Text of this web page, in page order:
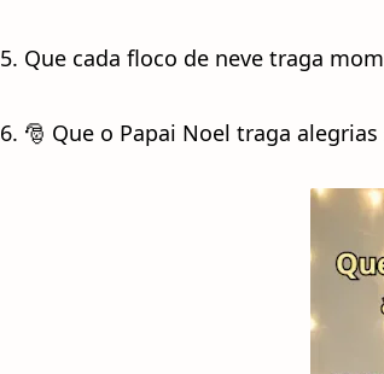
5. Que cada floco de neve traga
6. 🎅 Que o Papai Noel traga